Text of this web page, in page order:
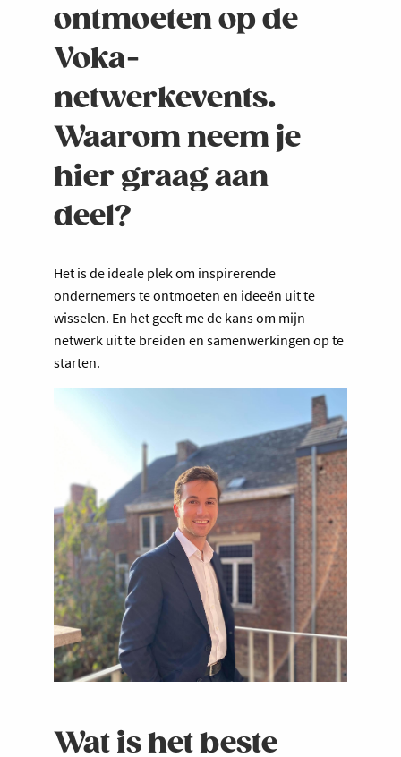
ontmoeten op de
Voka-
netwerkevents.
Waarom neem je
hier graag aan
deel?
Het is de ideale plek om inspirerende
ondernemers te ontmoeten en ideeën uit te
wisselen. En het geeft me de kans om mijn
netwerk uit te breiden en samenwerkingen op te
starten.
Wat is het beste